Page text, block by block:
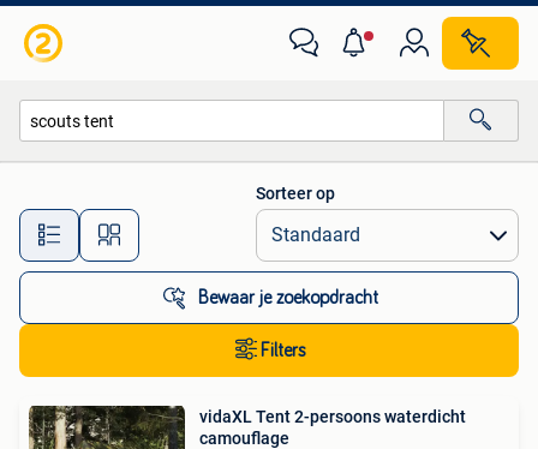
Alle afstanden…
Sorteer op
Bewaar je zoekopdracht
Filters
vidaXL Tent 2-persoons waterdicht
camouflage